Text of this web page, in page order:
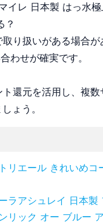
レ 日本製 はっ水
？
り扱いがある場合
わせが確実です。
還元を活用し、複
ょう。
エール きれいめコ
アシュレイ 日本製
ック オー ブルー